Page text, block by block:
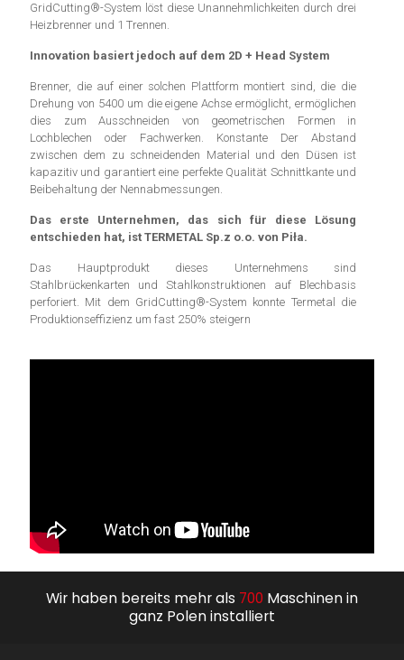
GridCutting®-System löst diese Unannehmlichkeiten durch drei
Heizbrenner und 1 Trennen.
Innovation basiert jedoch auf dem 2D + Head System
Brenner, die auf einer solchen Plattform montiert sind, die die
Drehung von 5400 um die eigene Achse ermöglicht, ermöglichen
dies zum Ausschneiden von geometrischen Formen in
Lochblechen oder Fachwerken. Konstante Der Abstand
zwischen dem zu schneidenden Material und den Düsen ist
kapazitiv und garantiert eine perfekte Qualität Schnittkante und
Beibehaltung der Nennabmessungen.
Das erste Unternehmen, das sich für diese Lösung
entschieden hat, ist TERMETAL Sp.z o.o. von Piła.
Das Hauptprodukt dieses Unternehmens sind
Stahlbrückenkarten und Stahlkonstruktionen auf Blechbasis
perforiert. Mit dem GridCutting®-System konnte Termetal die
Produktionseffizienz um fast 250% steigern
Wir haben bereits mehr als 700 Maschinen in
ganz Polen installiert